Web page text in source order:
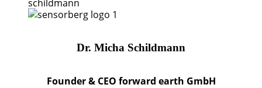
Dr. Micha Schildmann
Founder & CEO forward earth GmbH